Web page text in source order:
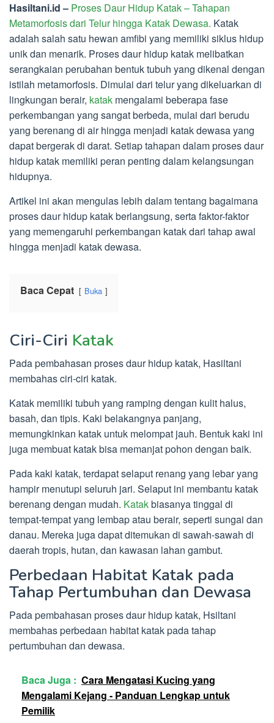
Hasiltani.id – Proses Daur Hidup Katak – Tahapan
Metamorfosis dari Telur hingga Katak Dewasa. Katak
adalah salah satu hewan amfibi yang memiliki siklus hidup
unik dan menarik. Proses daur hidup katak melibatkan
serangkaian perubahan bentuk tubuh yang dikenal dengan
istilah metamorfosis. Dimulai dari telur yang dikeluarkan di
lingkungan berair, katak mengalami beberapa fase
perkembangan yang sangat berbeda, mulai dari berudu
yang berenang di air hingga menjadi katak dewasa yang
dapat bergerak di darat. Setiap tahapan dalam proses daur
hidup katak memiliki peran penting dalam kelangsungan
hidupnya.
Artikel ini akan mengulas lebih dalam tentang bagaimana
proses daur hidup katak berlangsung, serta faktor-faktor
yang memengaruhi perkembangan katak dari tahap awal
hingga menjadi katak dewasa.
Baca Cepat Buka
Ciri-Ciri Katak
Pada pembahasan proses daur hidup katak, Hasiltani
membahas ciri-ciri katak.
Katak memiliki tubuh yang ramping dengan kulit halus,
basah, dan tipis. Kaki belakangnya panjang,
memungkinkan katak untuk melompat jauh. Bentuk kaki ini
juga membuat katak bisa memanjat pohon dengan baik.
Pada kaki katak, terdapat selaput renang yang lebar yang
hampir menutupi seluruh jari. Selaput ini membantu katak
berenang dengan mudah. Katakbiasanya tinggal di
tempat-tempat yang lembap atau berair, seperti sungai dan
danau. Mereka juga dapat ditemukan di sawah-sawah di
daerah tropis, hutan, dan kawasan lahan gambut.
Perbedaan Habitat Katak pada
Tahap Pertumbuhan dan Dewasa
Pada pembahasan proses daur hidup katak, Hsiltani
membahas perbedaan habitat katak pada tahap
pertumbuhan dan dewasa.
Baca Juga : Cara Mengatasi Kucing yang
Mengalami Kejang - Panduan Lengkap untuk
Pemilik